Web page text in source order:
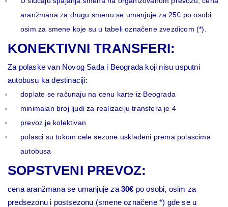
aranžmana za drugu smenu se umanjuje za 25€ po osobi
osim za smene koje su u tabeli označene zvezdicom (*).
KONEKTIVNI TRANSFERI:
Za polaske van Novog Sada i Beograda koji nisu usputni
autobusu ka destinaciji:
doplate se računaju na cenu karte iz Beograda
minimalan broj ljudi za realizaciju transfera je 4
prevoz je kolektivan
polasci su tokom cele sezone usklađeni prema polascima
autobusa
SOPSTVENI PREVOZ:
cena aranžmana se umanjuje za 30€ po osobi, osim za
predsezonu i postsezonu (smene označene *) gde se u